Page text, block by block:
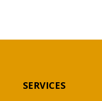
SERVICES